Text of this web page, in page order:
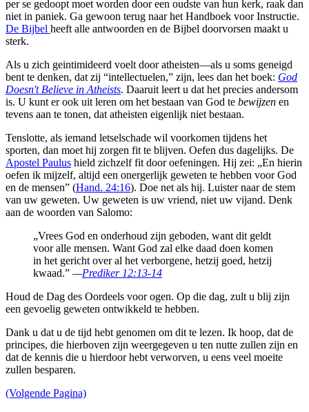
per se gedoopt moet worden door een oudste van hun kerk, raak dan
niet in paniek. Ga gewoon terug naar het Handboek voor Instructie.
De Bijbel heeft alle antwoorden en de Bijbel doorvorsen maakt u
sterk.
Als u zich geintimideerd voelt door atheisten—als u soms geneigd
bent te denken, dat zij “intellectuelen,” zijn, lees dan het boek: God
Doesn't Believe in Atheists. Daaruit leert u dat het precies andersom
is. U kunt er ook uit leren om het bestaan van God te bewijzen en
tevens aan te tonen, dat atheisten eigenlijk niet bestaan.
Tenslotte, als iemand letselschade wil voorkomen tijdens het
sporten, dan moet hij zorgen fit te blijven. Oefen dus dagelijks. De
Apostel Paulus hield zichzelf fit door oefeningen. Hij zei: „En hierin
oefen ik mijzelf, altijd een onergerlijk geweten te hebben voor God
en de mensen” (Hand. 24:16). Doe net als hij. Luister naar de stem
van uw geweten. Uw geweten is uw vriend, niet uw vijand. Denk
aan de woorden van Salomo:
„Vrees God en onderhoud zijn geboden, want dit geldt
voor alle mensen. Want God zal elke daad doen komen
in het gericht over al het verborgene, hetzij goed, hetzij
kwaad.” —Prediker 12:13-14
Houd de Dag des Oordeels voor ogen. Op die dag, zult u blij zijn
een gevoelig geweten ontwikkeld te hebben.
Dank u dat u de tijd hebt genomen om dit te lezen. Ik hoop, dat de
principes, die hierboven zijn weergegeven u ten nutte zullen zijn en
dat de kennis die u hierdoor hebt verworven, u eens veel moeite
zullen besparen.
(Volgende Pagina)